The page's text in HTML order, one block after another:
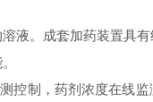
。成套加药装置具有
控制，药剂浓度在线监